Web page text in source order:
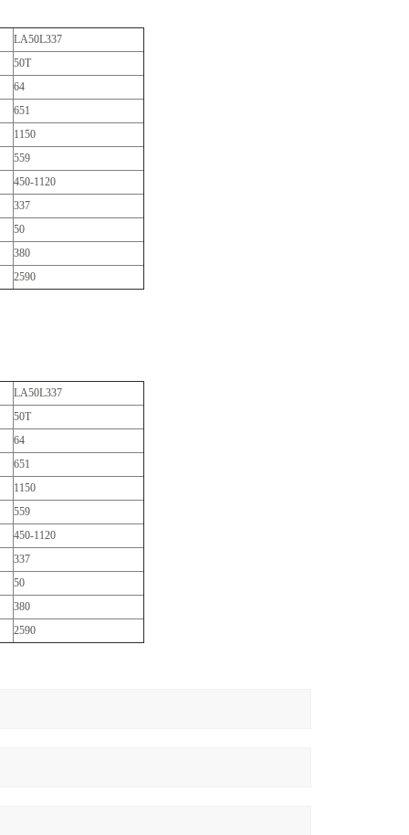
LA50L337
50T
64
651
1150
559
450-1120
337
50
380
2590
LA50L337
50T
64
651
1150
559
450-1120
337
50
380
2590